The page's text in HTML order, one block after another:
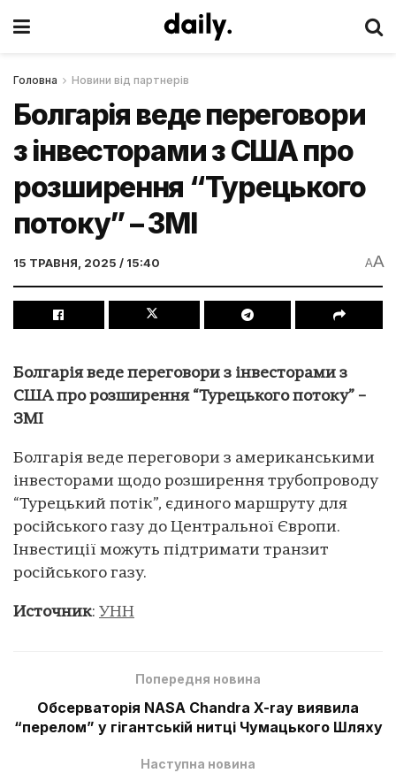
Головна Новини від партнерів
Болгарія веде переговори
з інвесторами з США про
розширення “Турецького
потоку” – ЗМІ
15 ТРАВНЯ, 2025 / 15:40 AA
Болгарія веде переговори з інвесторами з
США про розширення “Турецького потоку” –
ЗМІ
Болгарія веде переговори з американськими
інвесторами щодо розширення трубопроводу
“Турецький потік”, єдиного маршруту для
російського газу до Центральної Європи.
Інвестиції можуть підтримати транзит
російського газу.
Источник: УНН
Попередня новина
Обсерваторія NASA Chandra X-ray виявила
“перелом” у гігантській нитці Чумацького Шляху
Наступна новина